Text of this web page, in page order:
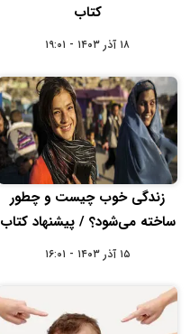
کتاب
۱۸ آذر ۱۴۰۳ - ۱۹:۰۱
زندگی خوب چیست و چطور
ساخته می‌شود؟ / پیشنهاد کتاب
۱۵ آذر ۱۴۰۳ - ۱۶:۰۱